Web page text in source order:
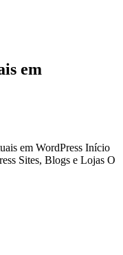
em
em WordPress Início
Sites, Blogs e Lojas O